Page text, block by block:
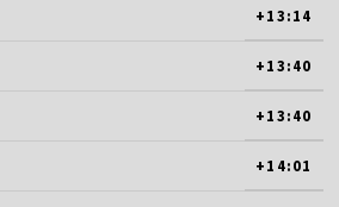
+13:14
+13:40
+13:40
+14:01